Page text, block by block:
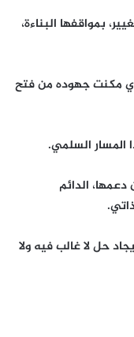
بمواقفها البناءة،
مكنت جهوده من فتح
المسار السلمي.
الدائم
حل لا غالب فيه ولا